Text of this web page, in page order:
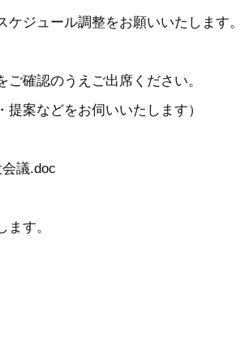
ジュール調整をお願いいたします。
確認のうえご出席ください。
提案などをお伺いいたします）
議.doc
す。